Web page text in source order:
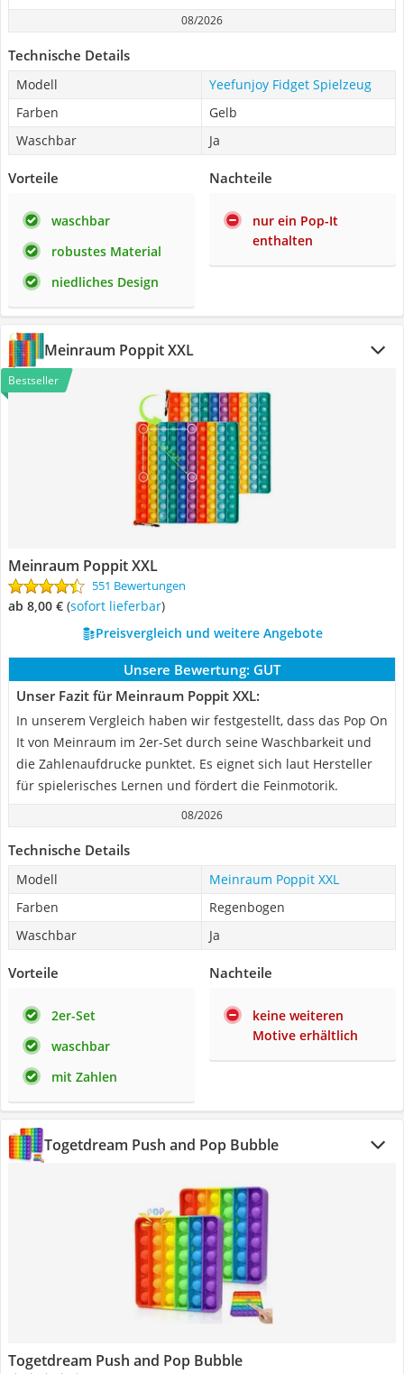
08/2026
Technische Details
Modell
Yeefunjoy Fidget Spielzeug
Farben
Gelb
Waschbar
Ja
Vorteile
waschbar
robustes Material
niedliches Design
Nachteile
nur ein Pop-It
enthalten
Meinraum Poppit XXL
Bestseller
Meinraum Poppit XXL
551 Bewertungen
ab 8,00 € ( Sofort lieferbar)
Preisvergleich und weitere Angebote
Unsere Bewertung: GUT
Unser Fazit für Meinraum Poppit XXL:
In unserem Vergleich haben wir festgestellt, dass das Pop On
It von Meinraum im 2er-Set durch seine Waschbarkeit und
die Zahlenaufdrucke punktet. Es eignet sich laut Hersteller
für spielerisches Lernen und fördert die Feinmotorik.
08/2026
Technische Details
Modell
Meinraum Poppit XXL
Farben
Regenbogen
Waschbar
Ja
Vorteile
2er-Set
waschbar
mit Zahlen
Nachteile
keine weiteren
Motive erhältlich
Togetdream Push and Pop Bubble
Togetdream Push and Pop Bubble